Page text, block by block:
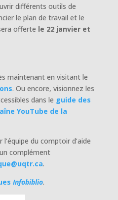
différents outils de
le plan de travail et le
offerte le 22 janvier et
maintenant en visitant le
. Ou encore, visionnez les
dans le guide des
YouTube de la
du comptoir d’aide
complément
.
Infobiblio.